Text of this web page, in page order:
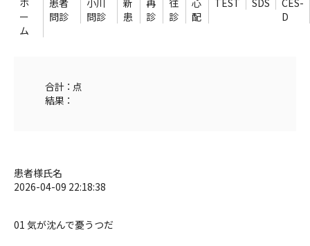
ー
ム
問診
問診
患
診
診
配
D
合計 ： 点
結果 ：
患者様氏名
2026-04-09 22:18:38
01 気が沈んで憂うつだ